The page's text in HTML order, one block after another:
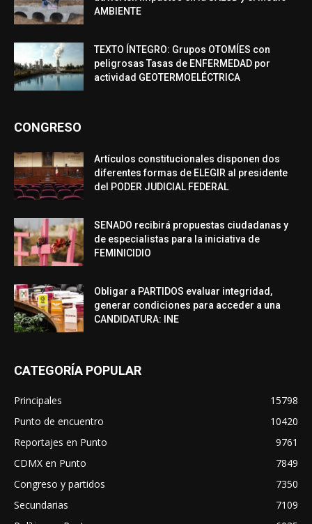
AMBIENTE
TEXTO ÍNTEGRO: Grupos OTOMÍES con
peligrosas Tasas de ENFERMEDAD por
actividad GEOTERMOELÉCTRICA
CONGRESO
Artículos constitucionales disponen dos
diferentes formas de ELEGIR al presidente
del PODER JUDICIAL FEDERAL
SENADO recibirá propuestas ciudadanas y
de especialistas para la iniciativa de
FEMINICIDIO
Obligar a PARTIDOS evaluar integridad,
generar condiciones para acceder a una
CANDIDATURA: INE
CATEGORÍA POPULAR
Principales
15798
Punto de encuentro
10420
Reportajes en Punto
9761
CDMX en Punto
7849
Congreso y partidos
7350
Secundarias
7109